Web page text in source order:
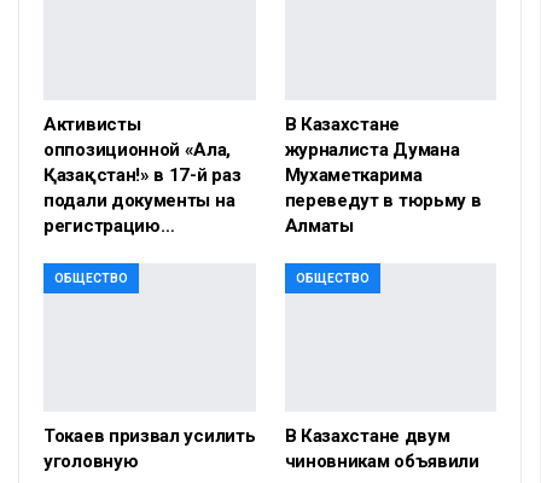
Активисты
оппозиционной «Алға,
Қазақстан!» в 17-й раз
подали документы на
регистрацию…
В Казахстане
журналиста Думана
Мухаметкарима
переведут в тюрьму в
Алматы
ОБЩЕСТВО
Токаев призвал усилить
уголовную
ОБЩЕСТВО
В Казахстане двум
чиновникам объявили